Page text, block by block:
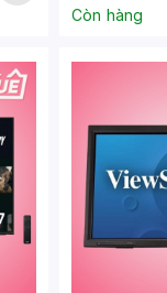
Còn hàng